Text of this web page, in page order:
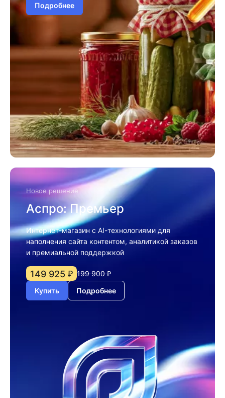
Подробнее
Новое решение
Аспро: Премьер
Интернет-магазин с AI-технологиями для
наполнения сайта контентом, аналитикой заказов
и премиальной поддержкой
149 925 ₽ 199 900 ₽
Купить
Подробнее